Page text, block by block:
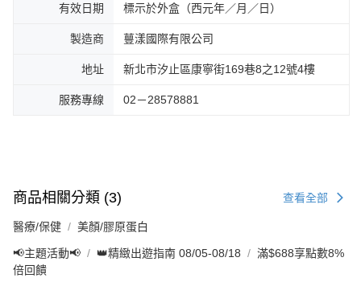
有效日期 標示於外盒（西元年／月／日）
製造商 蘴漾國際有限公司
地址 新北市汐止區康寧街169巷8之12號4樓
服務專線 02－28578881
商品相關分類 (3) 查看全部
醫療/保健 美顏/膠原蛋白
📢主題活動📢 👑精緻出遊指南 08/05-08/18
滿$688享點數8%
倍回饋